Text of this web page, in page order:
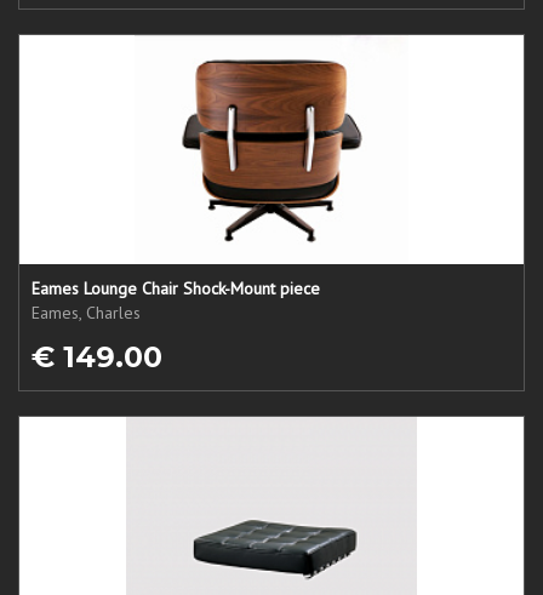
Eames Lounge Chair Shock-Mount piece
Eames, Charles
€ 149.00